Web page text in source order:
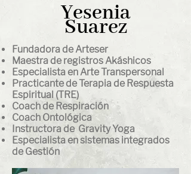
Yesenia
Suarez
Fundadora de Arteser
Maestra de registros Akáshicos
Especialista en Arte Transpersonal
Practicante de Terapia de Respuesta
Espiritual (TRE)
Coach de Respiración
Coach Ontológica
Instructora de Gravity Yoga
Especialista en sistemas integrados
de Gestión